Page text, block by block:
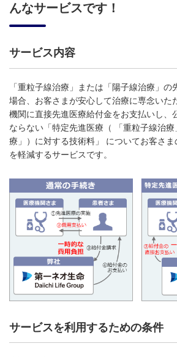
んなサービスです！
サービス内容
「重粒子線治療」または「陽子線治療」の
場合、お客さまが安心して治療に専念いた
機関に直接先進医療給付金をお支払いし、
ならない「特定先進医療（ 「重粒子線治
療」）に対する技術料」 についてお客さ
を軽減するサービスです。
サービスを利用するための条件